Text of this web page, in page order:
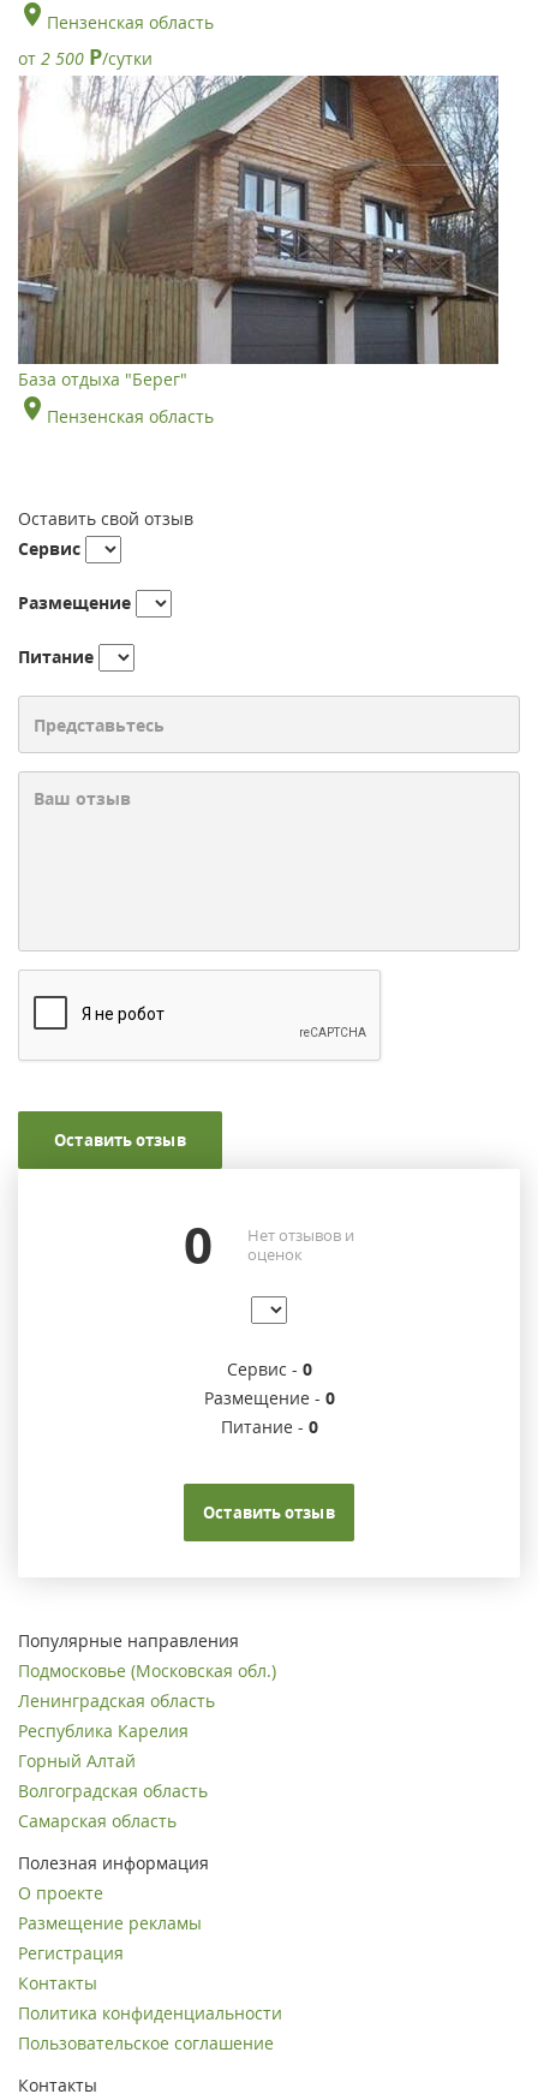
Пензенская область
от 2 500 Р/сутки
База отдыха "Берег"
Пензенская область
Оставить свой отзыв
Сервис
Размещение
Питание
Оставить отзыв
0
Нет отзывов и
оценок
Сервис - 0
Размещение - 0
Питание - 0
Оставить отзыв
Популярные направления
Подмосковье (Московская обл.)
Ленинградская область
Республика Карелия
Горный Алтай
Волгоградская область
Самарская область
Полезная информация
О проекте
Размещение рекламы
Регистрация
Контакты
Политика конфиденциальности
Пользовательское соглашение
Контакты